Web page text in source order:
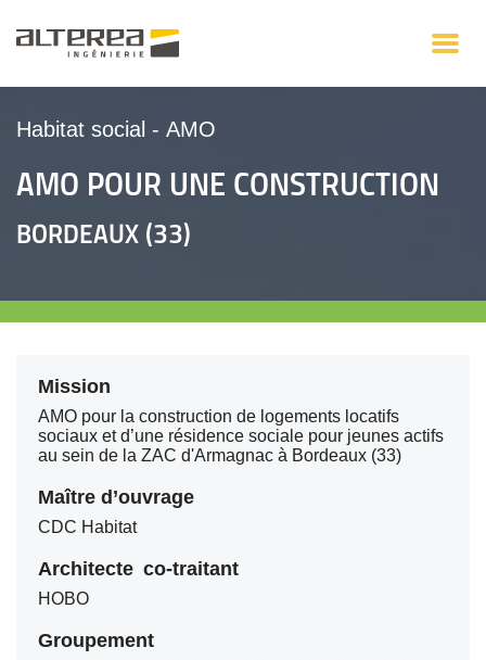
Habitat social - AMO
AMO POUR UNE CONSTRUCTION
BORDEAUX (33)
Mission
AMO pour la construction de logements locatifs
sociaux et d’une résidence sociale pour jeunes actifs
au sein de la ZAC d'Armagnac à Bordeaux (33)
Maître d’ouvrage
CDC Habitat
Architecte co-traitant
HOBO
Groupement